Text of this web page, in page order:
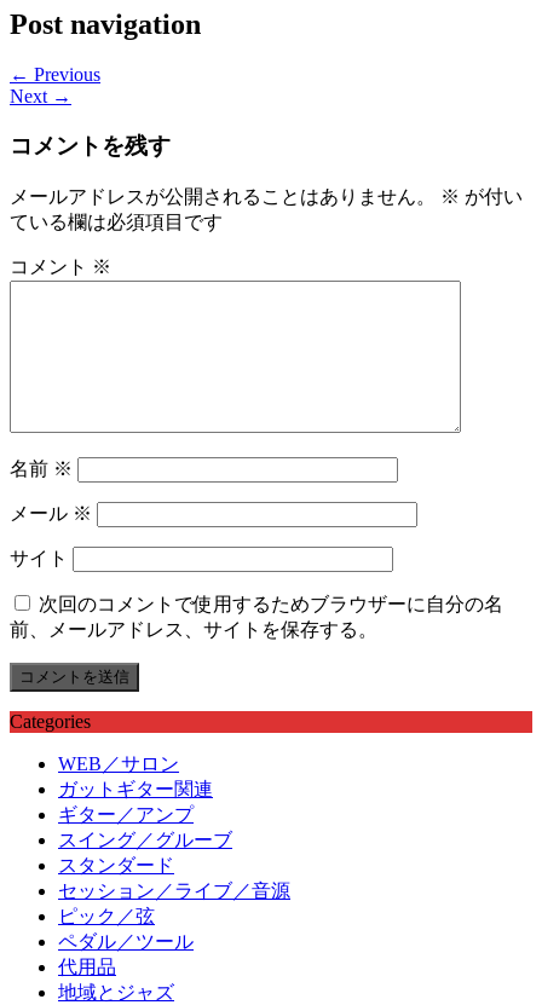
Post navigation
← Previous
Next →
コメントを残す
メールアドレスが公開されることはありません。 ※ が付い
ている欄は必須項目です
コメント ※
名前 ※
メール ※
サイト
次回のコメントで使用するためブラウザーに自分の名
前、メールアドレス、サイトを保存する。
Categories
WEB／サロン
ガットギター関連
ギター／アンプ
スイング／グルーブ
スタンダード
セッション／ライブ／音源
ピック／弦
ペダル／ツール
代用品
地域とジャズ